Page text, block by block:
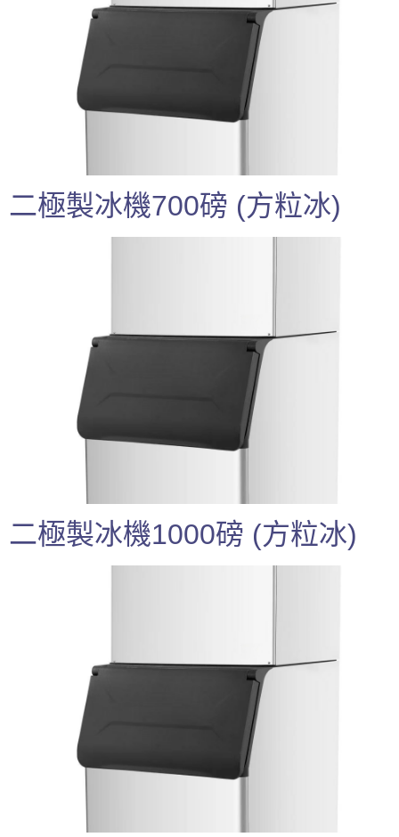
二極製冰機700磅 (方粒冰)
二極製冰機1000磅 (方粒冰)